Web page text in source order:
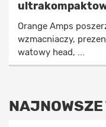
Orange Amps
wzmacniaczy,
watowy head, ...